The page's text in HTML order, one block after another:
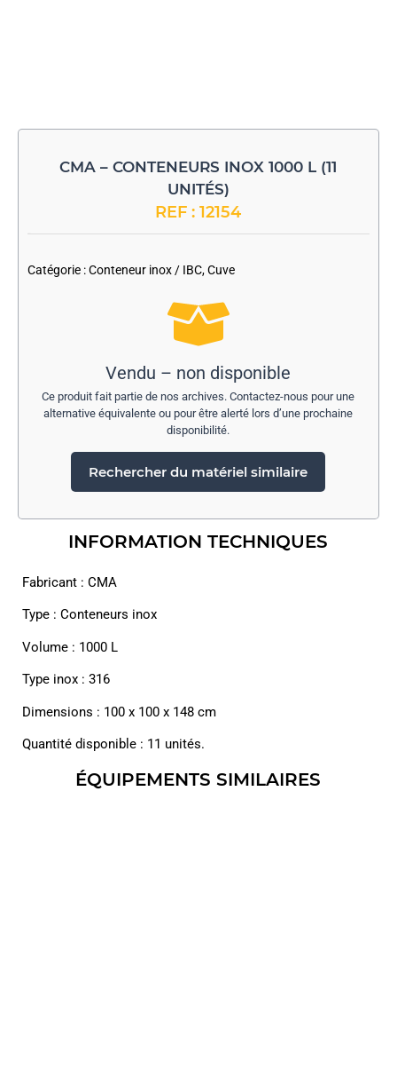
CMA – CONTENEURS INOX 1000 L (11
UNITÉS)
REF : 12154
-
Catégorie :Conteneur inox / IBC,Cuve
Vendu – non disponible
Ce produit fait partie de nos archives. Contactez-nous pour une
alternative équivalente ou pour être alerté lors d’une prochaine
disponibilité.
Rechercher du matériel similaire
INFORMATION TECHNIQUES
Fabricant : CMA
Type : Conteneurs inox
Volume : 1000 L
Type inox : 316
Dimensions : 100 x 100 x 148 cm
Quantité disponible : 11 unités.
ÉQUIPEMENTS SIMILAIRES